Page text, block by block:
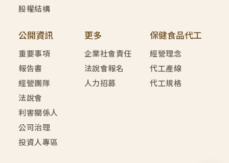
股權結構
公開資訊
重要事項
報告書
經營團隊
法說會
利害關係人
公司治理
投資人專區
更多
企業社會責任
法說會報名
人力招募
保健食品代工
經營理念
代工產線
代工規格